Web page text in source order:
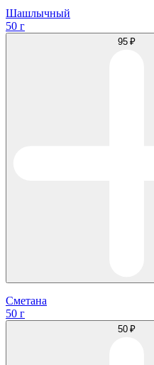
Шашлычный
50 г
95 ₽
Сметана
50 г
50 ₽